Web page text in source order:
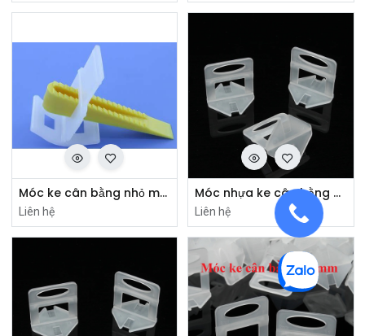
Móc ke cân bằng nhỏ màu trắng
Liên hệ
Móc nhựa ke cân bằng 2mm màu trắng
Liên hệ